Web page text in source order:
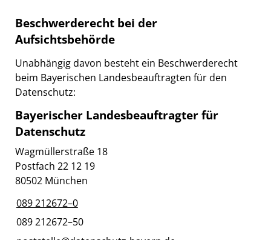
Beschwerderecht bei der
Aufsichtsbehörde
Unabhängig davon besteht ein Beschwerderecht
beim Bayerischen Landesbeauftragten für den
Datenschutz:
Bayerischer Landesbeauftragter für
Datenschutz
Wagmüllerstraße 18
Postfach 22 12 19
80502 München
089 212672–0
089 212672–50